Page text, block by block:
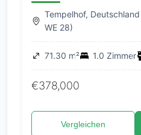
Tempelhof,
WE 28)
71.30 m² 1.0 Zimmer
€378,000
Vergleichen